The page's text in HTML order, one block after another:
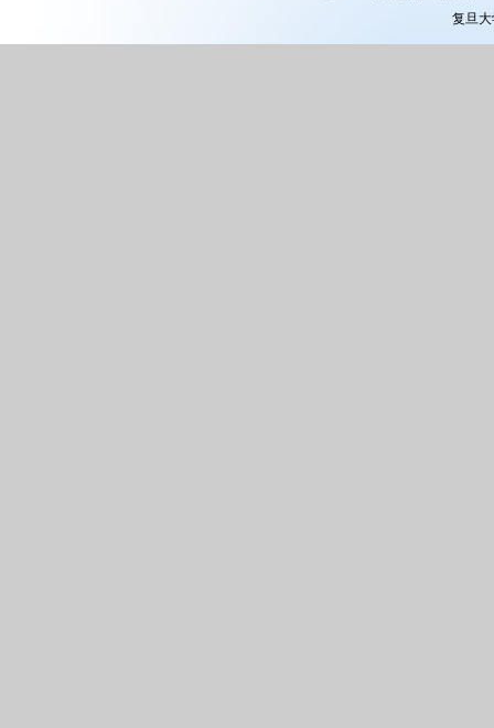
复旦